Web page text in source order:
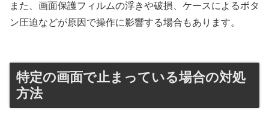
また、画面保護フィルムの浮きや破損、ケースによるボタ
ン圧迫などが原因で操作に影響する場合もあります。
特定の画面で止まっている場合の対処
方法